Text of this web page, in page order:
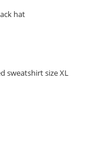
hat
sweatshirt size XL